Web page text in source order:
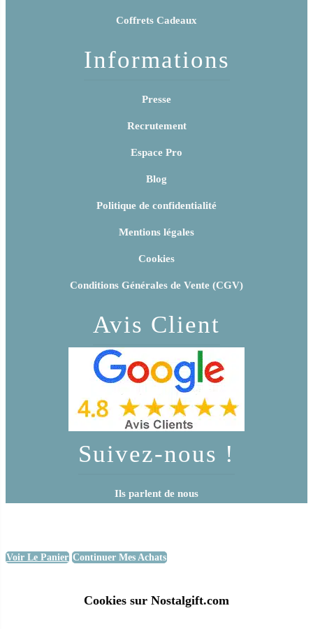
Coffrets Cadeaux
Informations
Presse
Recrutement
Espace Pro
Blog
Politique de confidentialité
Mentions légales
Cookies
Conditions Générales de Vente (CGV)
Avis Client
Suivez-nous !
Ils parlent de nous
Voir Le Panier Continuer Mes Achats
Cookies sur Nostalgift.com